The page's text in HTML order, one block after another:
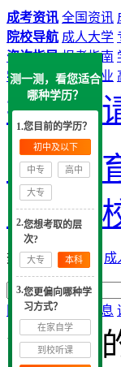
成考资讯 全国资讯
院校导航 成人大学
咨询指导 报考指南
学历提升 中专毕业
提交申
大牛教
成考院
热搜： 广州成考 成
网站首页 实用信息
您现在
测一测，看您适合
哪种学历？
1.您目前的学历？
初中及以下
中专 高中
大专
2.您想考取的层
次?
大专 本科
3.您更偏向哪种学
习方式？
在家自学
到校听课